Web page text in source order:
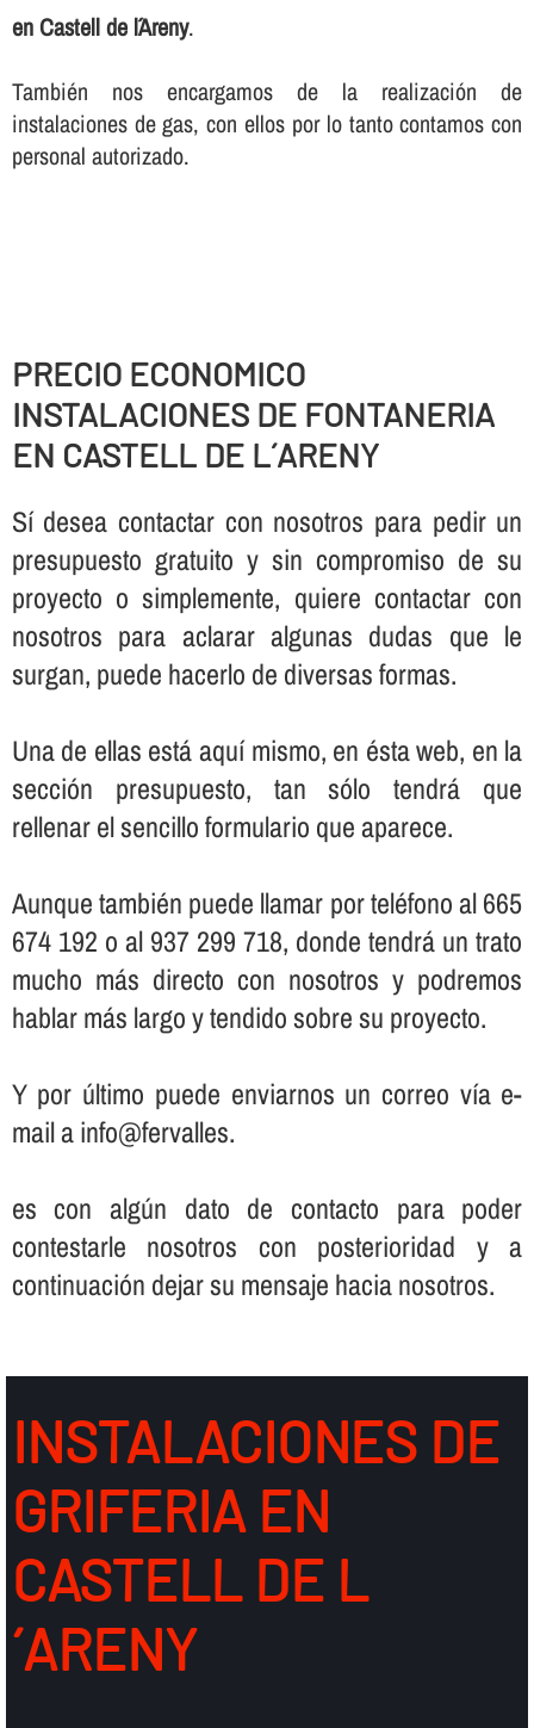
en Castell de l´Areny.
También nos encargamos de la realización de
instalaciones de gas, con ellos por lo tanto contamos con
personal autorizado.
PRECIO ECONOMICO
INSTALACIONES DE FONTANERIA
EN CASTELL DE L´ARENY
Sí­ desea contactar con nosotros para pedir un
presupuesto gratuito y sin compromiso de su
proyecto o simplemente, quiere contactar con
nosotros para aclarar algunas dudas que le
surgan, puede hacerlo de diversas formas.
Una de ellas está aquí­ mismo, en ésta web, en la
sección presupuesto, tan sólo tendrá que
rellenar el sencillo formulario que aparece.
Aunque también puede llamar por teléfono al 665
674 192 o al 937 299 718, donde tendrá un trato
mucho más directo con nosotros y podremos
hablar más largo y tendido sobre su proyecto.
Y por último puede enviarnos un correo ví­a e-
mail a info@fervalles.
es con algún dato de contacto para poder
contestarle nosotros con posterioridad y a
continuación dejar su mensaje hacia nosotros.
INSTALACIONES DE
GRIFERIA EN
CASTELL DE L
´ARENY